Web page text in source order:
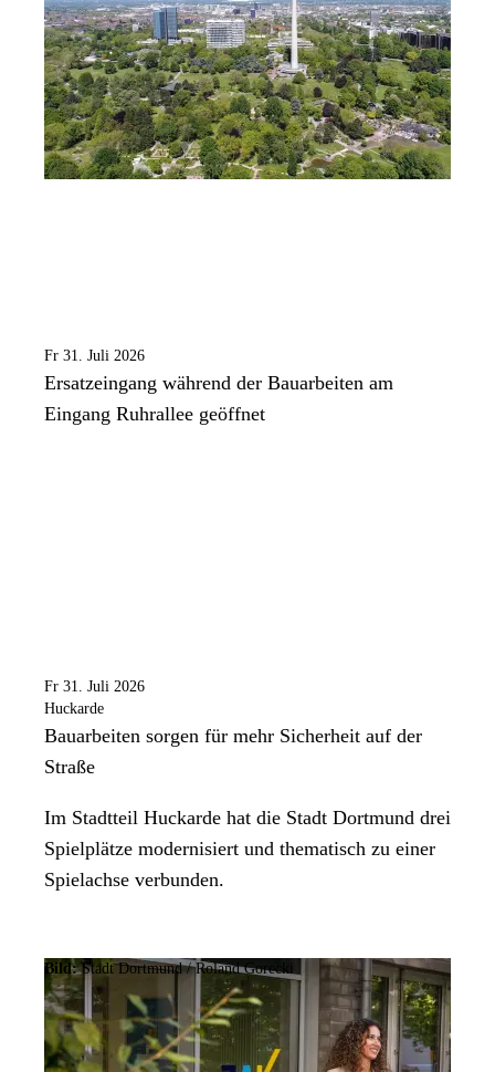
Fr 31. Juli 2026
Ersatzeingang während der Bauarbeiten am
Eingang Ruhrallee geöffnet
Fr 31. Juli 2026
Huckarde
Bauarbeiten sorgen für mehr Sicherheit auf der
Straße
Im Stadtteil Huckarde hat die Stadt Dortmund drei
Spielplätze modernisiert und thematisch zu einer
Spielachse verbunden.
Bild:Stadt Dortmund / Roland Gorecki